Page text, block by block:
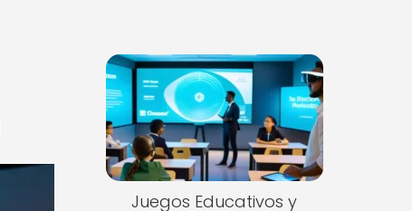
Juegos Educativos y